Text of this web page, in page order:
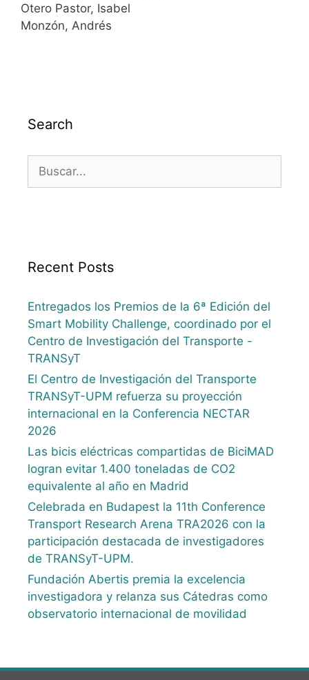
Otero Pastor, Isabel
Monzón, Andrés
Search
Recent Posts
Entregados los Premios de la 6ª Edición del
Smart Mobility Challenge, coordinado por el
Centro de Investigación del Transporte -
TRANSyT
El Centro de Investigación del Transporte
TRANSyT-UPM refuerza su proyección
internacional en la Conferencia NECTAR
2026
Las bicis eléctricas compartidas de BiciMAD
logran evitar 1.400 toneladas de CO2
equivalente al año en Madrid
Celebrada en Budapest la 11th Conference
Transport Research Arena TRA2026 con la
participación destacada de investigadores
de TRANSyT-UPM.
Fundación Abertis premia la excelencia
investigadora y relanza sus Cátedras como
observatorio internacional de movilidad